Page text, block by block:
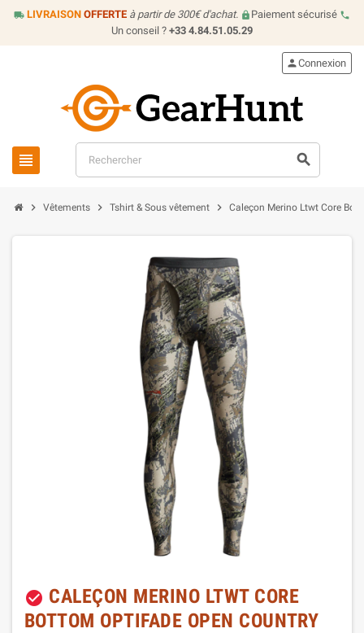
local_shipping LIVRAISON OFFERTE à partir de 300€ d'achat. lock Paiement sécurisé call
Un conseil ? +33 4.84.51.05.29
view_headline search
personConnexion
chevron_right Vêtements chevron_right Tshirt & Sous vêtement chevron_right Caleçon Merino Ltwt Core
check_circle CALEÇON MERINO LTWT CORE
BOTTOM OPTIFADE OPEN COUNTRY